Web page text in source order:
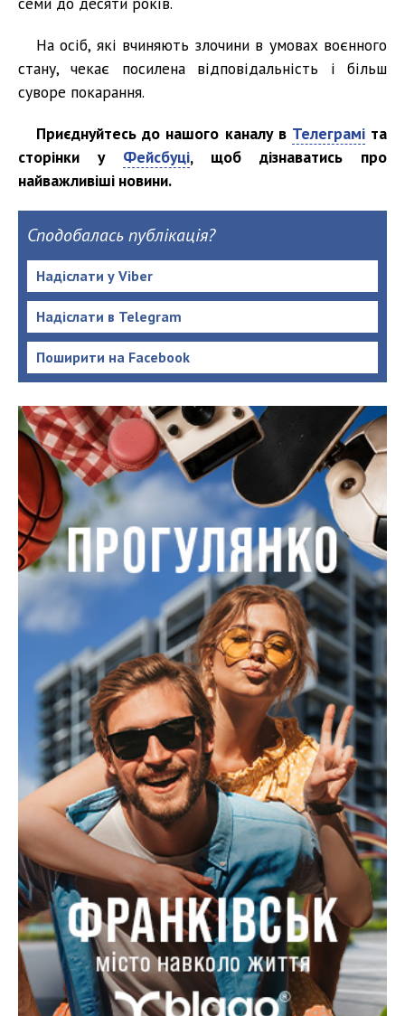
На осіб, які вчиняють злочини в умовах воєнного
стану, чекає посилена відповідальність і більш
суворе покарання.
Приєднуйтесь до нашого каналу в Телеграміта
сторінки у Фейсбуці, щоб дізнаватись про
найважливіші новини.
Сподобалась публікація?
Надіслати у Viber
Надіслати в Telegram
Поширити на Facebook